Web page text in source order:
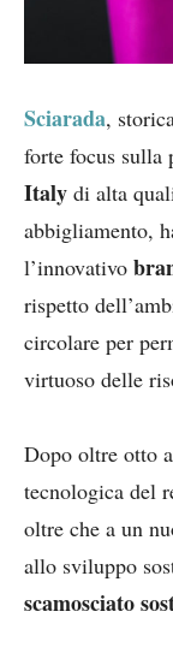
Sciarada,
forte focus sulla
Italy di alta
abbigliamento,
l’innovativo
rispetto
circolare per
virtuoso delle
Dopo oltre otto
tecnologica del
oltre che a un
allo sviluppo
scamosciato